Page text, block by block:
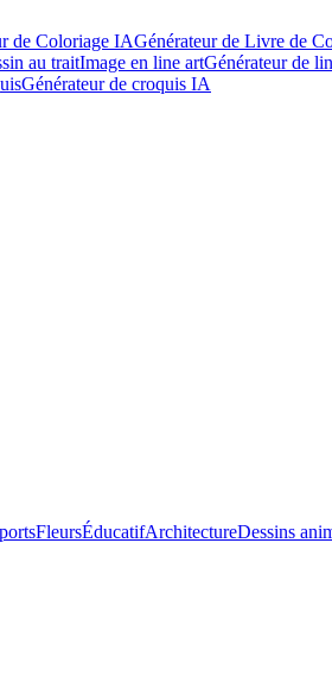
de Coloriage IAGénérateur de Livre de
au traitImage en line artGénérateur de
Générateur de croquis IA
FleursÉducatifArchitectureDessins